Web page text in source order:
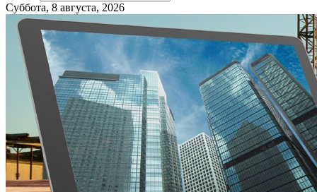
Суббота, 8 августа, 2026